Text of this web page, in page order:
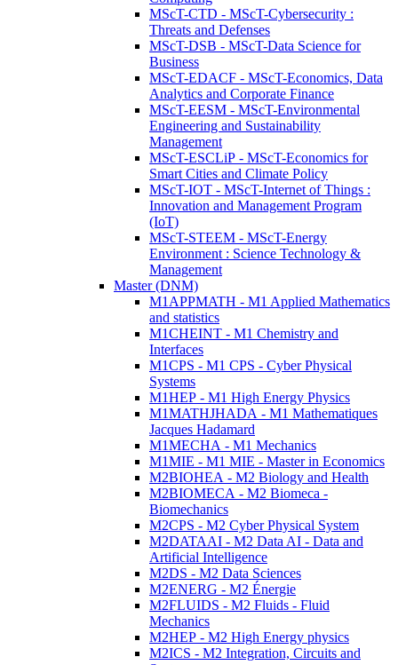
MScT-CTD - MScT-Cybersecurity :
Threats and Defenses
MScT-DSB - MScT-Data Science for
Business
MScT-EDACF - MScT-Economics, Data
Analytics and Corporate Finance
MScT-EESM - MScT-Environmental
Engineering and Sustainability
Management
MScT-ESCLiP - MScT-Economics for
Smart Cities and Climate Policy
MScT-IOT - MScT-Internet of Things :
Innovation and Management Program
(IoT)
MScT-STEEM - MScT-Energy
Environment : Science Technology &
Management
Master (DNM)
M1APPMATH - M1 Applied Mathematics
and statistics
M1CHEINT - M1 Chemistry and
Interfaces
M1CPS - M1 CPS - Cyber Physical
Systems
M1HEP - M1 High Energy Physics
M1MATHJHADA - M1 Mathematiques
Jacques Hadamard
M1MECHA - M1 Mechanics
M1MIE - M1 MIE - Master in Economics
M2BIOHEA - M2 Biology and Health
M2BIOMECA - M2 Biomeca -
Biomechanics
M2CPS - M2 Cyber Physical System
M2DATAAI - M2 Data AI - Data and
Artificial Intelligence
M2DS - M2 Data Sciences
M2ENERG - M2 Énergie
M2FLUIDS - M2 Fluids - Fluid
Mechanics
M2HEP - M2 High Energy physics
M2ICS - M2 Integration, Circuits and